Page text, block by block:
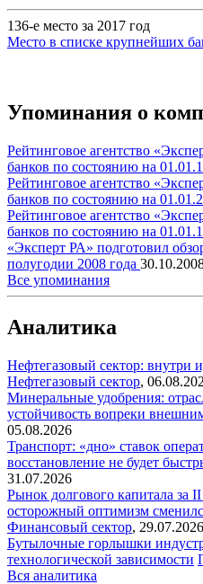
136-е место за 2017 год
Место в списке крупнейших
Упоминания о
Рейтинговое агентство
банков по состоянию на
Рейтинговое агентство
банков по состоянию на
Рейтинговое агентство
банков по состоянию на
«Эксперт РА» подготовил
полугодии 2008 года
Все упоминания
Аналитика
Нефтегазовый сектор: внутри
Нефтегазовый сектор,
Минеральные удобрения:
устойчивость вопреки
05.08.2026
Транспорт: «дно» ставок
восстановление не будет
31.07.2026
Рынок долгового капитала за
осторожный оптимизм
Финансовый сектор, 29.07.2026
Бутылочные горлышки
технологической зависимости
Вся аналитика